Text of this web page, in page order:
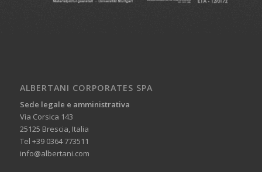
ALBERTANI CORPORATES SPA
Sede legale e amministrativa
Via Corsica 143
25125 Brescia, Italia
Tel +39 0364 773511
info@albertani.com